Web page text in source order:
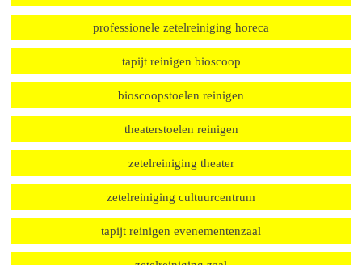
stoelbekleding reinigen restaurant
tapijt reinigen restaurant
tapijt reinigen hotel
zetelreiniging hotel
professionele zetelreiniging horeca
tapijt reinigen bioscoop
bioscoopstoelen reinigen
theaterstoelen reinigen